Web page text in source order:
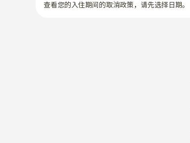
查看您的入住期间的取消政策，请先选择日期。